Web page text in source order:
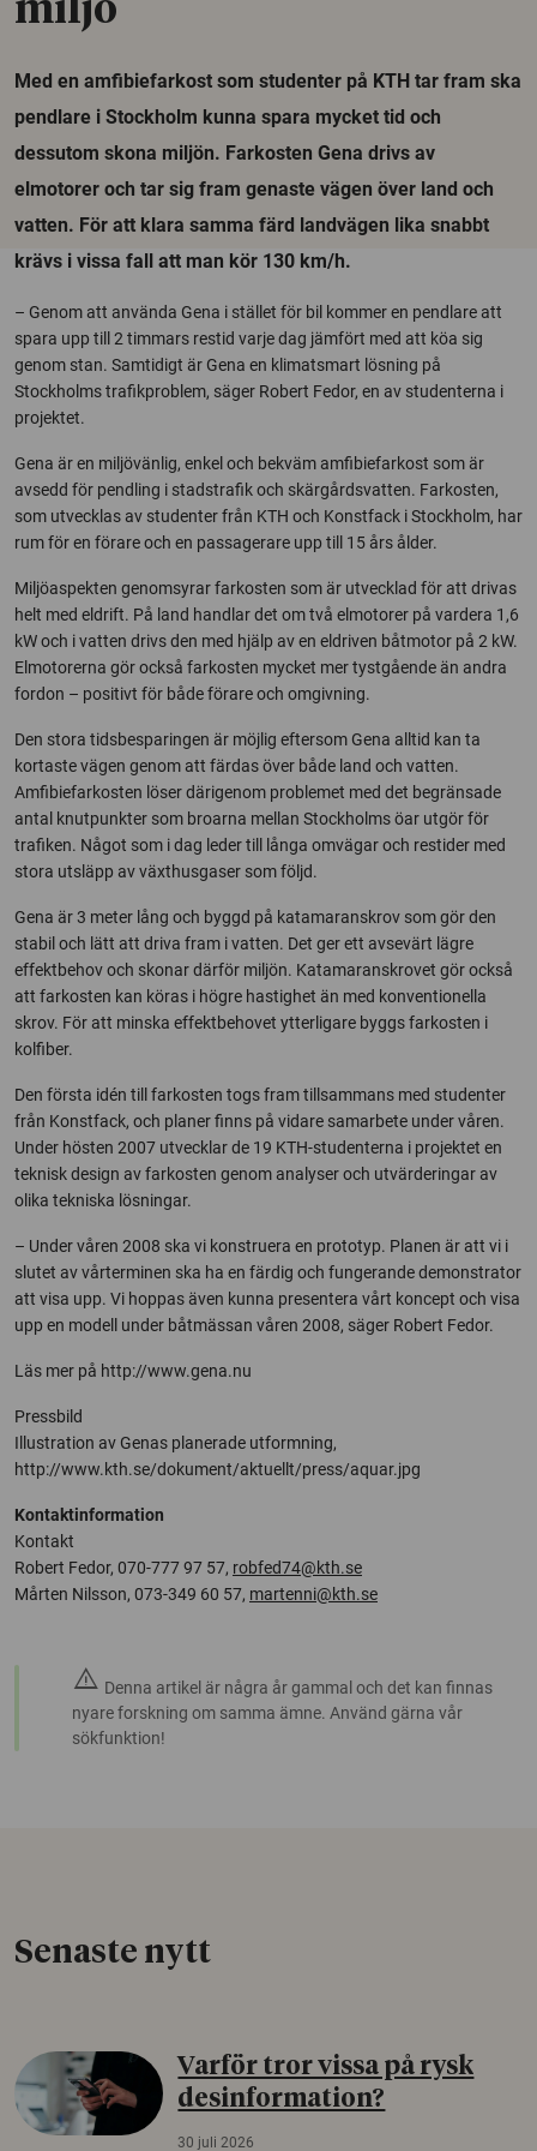
miljö
Med en amfibiefarkost som studenter på KTH tar fram ska
pendlare i Stockholm kunna spara mycket tid och
dessutom skona miljön. Farkosten Gena drivs av
elmotorer och tar sig fram genaste vägen över land och
vatten. För att klara samma färd landvägen lika snabbt
krävs i vissa fall att man kör 130 km/h.
– Genom att använda Gena i stället för bil kommer en pendlare att
spara upp till 2 timmars restid varje dag jämfört med att köa sig
genom stan. Samtidigt är Gena en klimatsmart lösning på
Stockholms trafikproblem, säger Robert Fedor, en av studenterna i
projektet.
Gena är en miljövänlig, enkel och bekväm amfibiefarkost som är
avsedd för pendling i stadstrafik och skärgårdsvatten. Farkosten,
som utvecklas av studenter från KTH och Konstfack i Stockholm, har
rum för en förare och en passagerare upp till 15 års ålder.
Miljöaspekten genomsyrar farkosten som är utvecklad för att drivas
helt med eldrift. På land handlar det om två elmotorer på vardera 1,6
kW och i vatten drivs den med hjälp av en eldriven båtmotor på 2 kW.
Elmotorerna gör också farkosten mycket mer tystgående än andra
fordon – positivt för både förare och omgivning.
Den stora tidsbesparingen är möjlig eftersom Gena alltid kan ta
kortaste vägen genom att färdas över både land och vatten.
Amfibiefarkosten löser därigenom problemet med det begränsade
antal knutpunkter som broarna mellan Stockholms öar utgör för
trafiken. Något som i dag leder till långa omvägar och restider med
stora utsläpp av växthusgaser som följd.
Gena är 3 meter lång och byggd på katamaranskrov som gör den
stabil och lätt att driva fram i vatten. Det ger ett avsevärt lägre
effektbehov och skonar därför miljön. Katamaranskrovet gör också
att farkosten kan köras i högre hastighet än med konventionella
skrov. För att minska effektbehovet ytterligare byggs farkosten i
kolfiber.
Den första idén till farkosten togs fram tillsammans med studenter
från Konstfack, och planer finns på vidare samarbete under våren.
Under hösten 2007 utvecklar de 19 KTH-studenterna i projektet en
teknisk design av farkosten genom analyser och utvärderingar av
olika tekniska lösningar.
– Under våren 2008 ska vi konstruera en prototyp. Planen är att vi i
slutet av vårterminen ska ha en färdig och fungerande demonstrator
att visa upp. Vi hoppas även kunna presentera vårt koncept och visa
upp en modell under båtmässan våren 2008, säger Robert Fedor.
Läs mer på http://www.gena.nu
Pressbild
Illustration av Genas planerade utformning,
http://www.kth.se/dokument/aktuellt/press/aquar.jpg
Kontaktinformation
Kontakt
Robert Fedor, 070-777 97 57, robfed74@kth.se
Mårten Nilsson, 073-349 60 57, martenni@kth.se
warning Denna artikel är några år gammal och det kan finnas
nyare forskning om samma ämne. Använd gärna vår
sökfunktion!
Senaste nytt
Varför tror vissa på rysk
desinformation?
30 juli 2026